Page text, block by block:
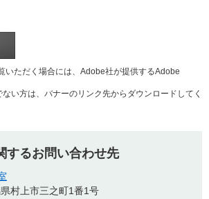
いただく場合には、Adobe社が提供するAdobe
い方は、バナーのリンク先からダウンロードしてく
するお問い合わせ先
村上市三之町1番1号